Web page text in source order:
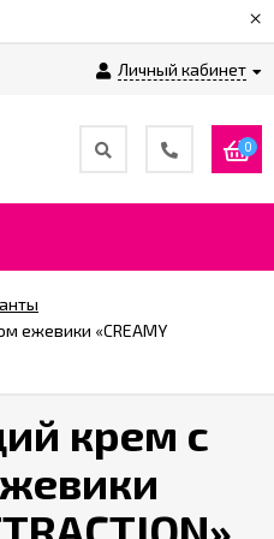
×
Личный кабинет
0
ежевики «CREAMY
крем с